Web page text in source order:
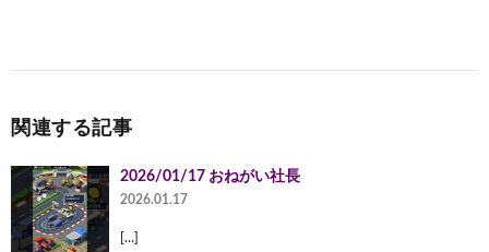
関連する記事
2026/01/17 おねがい社長
2026.01.17
[…]